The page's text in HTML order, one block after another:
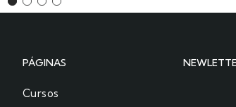
PÁGINAS
Cursos